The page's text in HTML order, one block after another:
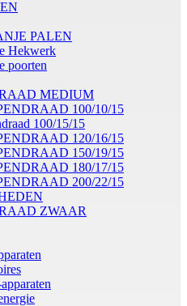
PALEN
Hekwerk
poorten
MEDIUM
100/10/15
100/15/15
120/16/15
150/19/15
180/17/15
200/22/15
ZWAAR